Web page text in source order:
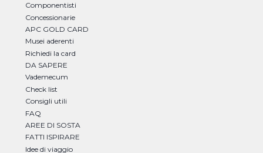
Componentisti
Concessionarie
APC GOLD CARD
Musei aderenti
Richiedi la card
DA SAPERE
Vademecum
Check list
Consigli utili
FAQ
AREE DI SOSTA
FATTI ISPIRARE
Idee di viaggio